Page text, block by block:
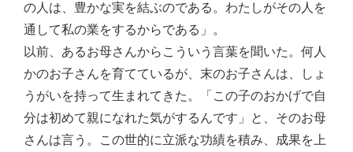
の人は、豊かな実を結ぶのである。わたしがその人を
通して私の業をするからである」。
以前、あるお母さんからこういう言葉を聞いた。何人
かのお子さんを育てているが、末のお子さんは、しょ
うがいを持って生まれてきた。「この子のおかげで自
分は初めて親になれた気がするんです」と、そのお母
さんは言う。この世的に立派な功績を積み、成果を上